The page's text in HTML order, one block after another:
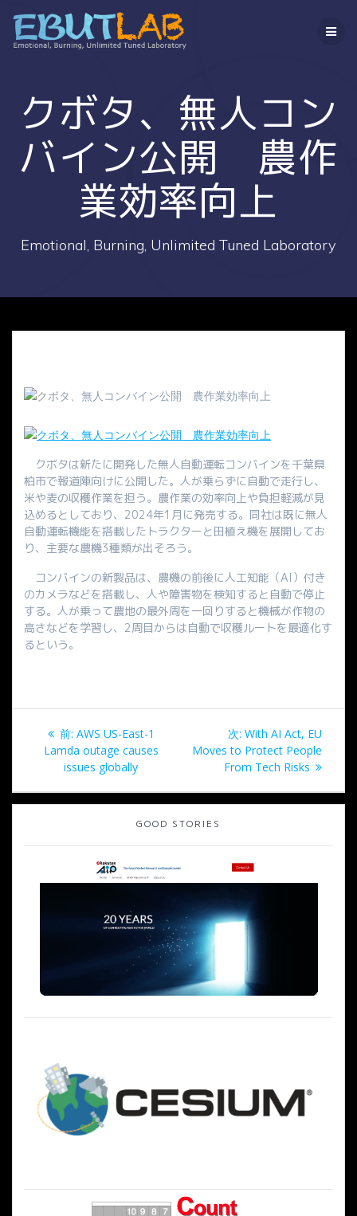
ン
テ
へ
ス
キ
ッ
プ
クボタ、無人コン
バイン公開 農作
業効率向上
Emotional, Burning, Unlimited Tuned Laboratory
クボタは新たに開発した無人自動運転コンバインを千葉県
柏市で報道陣向けに公開した。人が乗らずに自動で走行し、
米や麦の収穫作業を担う。農作業の効率向上や負担軽減が見
込めるとしており、2024年1月に発売する。同社は既に無人
自動運転機能を搭載したトラクターと田植え機を展開してお
り、主要な農機3種類が出そろう。
コンバインの新製品は、農機の前後に人工知能（AI）付き
のカメラなどを搭載し、人や障害物を検知すると自動で停止
する。人が乗って農地の最外周を一回りすると機械が作物の
高さなどを学習し、2周目からは自動で収穫ルートを最適化す
るという。
ナ
ゲ
前: 過
去
の
AWS US-East-1
Lamda outage causes
issues globally
次: 次
の
投
With AI Act, EU
Moves to Protect People
From Tech Risks
GOOD STORIES